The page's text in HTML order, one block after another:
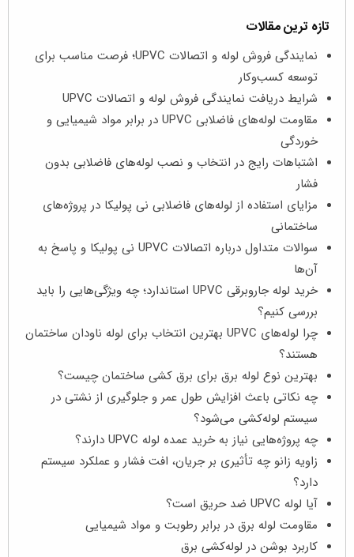
تازه ترین مقالات
نمایندگی فروش لوله و اتصالات UPVC؛ فرصت مناسب برای
توسعه کسب‌وکار
شرایط دریافت نمایندگی فروش لوله و اتصالات UPVC
مقاومت لوله‌های فاضلابی UPVC در برابر مواد شیمیایی و
خوردگی
اشتباهات رایج در انتخاب و نصب لوله‌های فاضلابی بدون
فشار
مزایای استفاده از لوله‌های فاضلابی نی پولیکا در پروژه‌های
ساختمانی
سوالات متداول درباره اتصالات UPVC نی پولیکا و پاسخ به
آن‌ها
خرید لوله جاروبرقی UPVC استاندارد؛ چه ویژگی‌هایی را باید
بررسی کنیم؟
چرا لوله‌های UPVC بهترین انتخاب برای لوله ناودان ساختمان
هستند؟
بهترین نوع لوله برق برای برق‌ کشی ساختمان چیست؟
چه نکاتی باعث افزایش طول عمر و جلوگیری از نشتی در
سیستم لوله‌کشی می‌شود؟
چه پروژه‌هایی نیاز به خرید عمده لوله UPVC دارند؟
زاویه زانو چه تأثیری بر جریان، افت فشار و عملکرد سیستم
دارد؟
آیا لوله UPVC ضد حریق است؟
مقاومت لوله برق در برابر رطوبت و مواد شیمیایی
کاربرد بوشن در لوله‌کشی برق